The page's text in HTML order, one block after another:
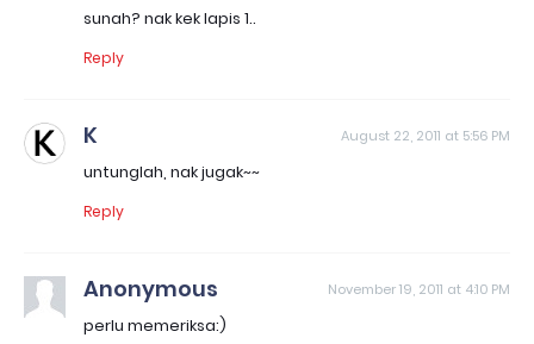
sunah? nak kek lapis 1..
Reply
K August 22, 2011 at 5:56 PM
untunglah, nak jugak~~
Reply
Anonymous November 19, 2011 at 4:10 PM
perlu memeriksa:)